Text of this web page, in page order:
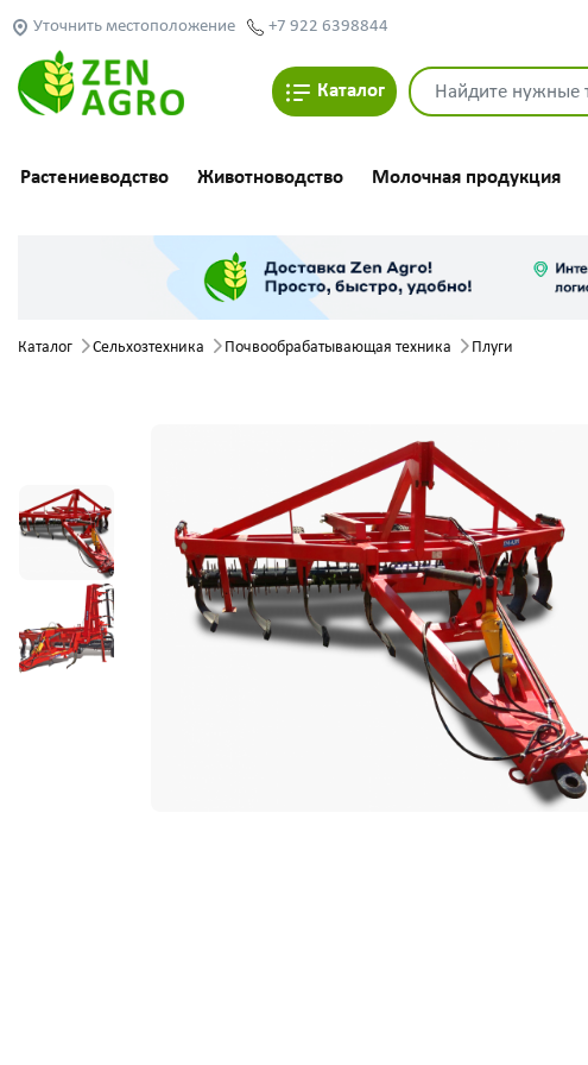
Уточнить местоположение +7 922 6398844
Каталог
Растениеводство Животноводство Молочная продукция
Каталог Сельхозтехника Почвообрабатывающая техника Плуги